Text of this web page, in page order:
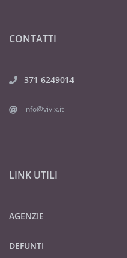
CONTATTI
371 6249014
info@vivix.it
LINK UTILI
AGENZIE
DEFUNTI